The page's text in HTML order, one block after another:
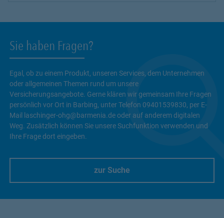
Sie haben Fragen?
Egal, ob zu einem Produkt, unseren Services, dem Unternehmen
oder allgemeinen Themen rund um unsere
Versicherungsangebote. Gerne klären wir gemeinsam Ihre Fragen
persönlich vor Ort in Barbing, unter Telefon 09401539830, per E-
Mail laschinger-ohg@barmenia.de oder auf anderem digitalen
Weg. Zusätzlich können Sie unsere Suchfunktion verwenden und
Ihre Frage dort eingeben.
zur Suche